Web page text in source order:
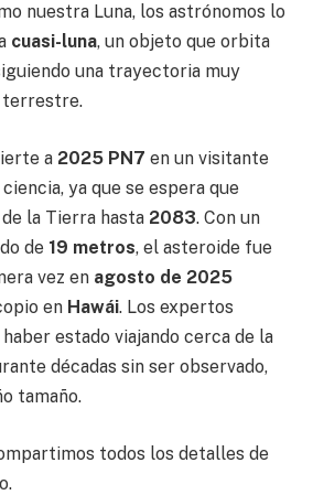
nuestra Luna, los astrónomos lo
cuasi-luna, un objeto que orbita
una trayectoria muy
terrestre.
a 2025 PN7 en un visitante
ya que se espera que
la Tierra hasta 2083. Con un
de 19 metros, el asteroide fue
vez en agosto de 2025
en Hawái. Los expertos
estado viajando cerca de la
décadas sin ser observado,
tamaño.
todos los detalles de